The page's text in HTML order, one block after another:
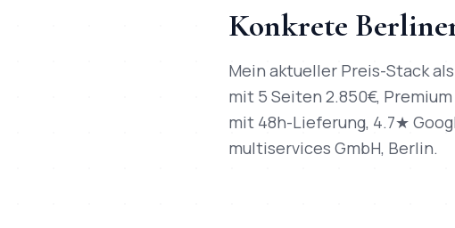
Konkrete
Mein aktueller Preis-Stack
mit 5 Seiten 2.850€,
mit 48h-Lieferung, 4.7★
multiservices GmbH, Berlin.